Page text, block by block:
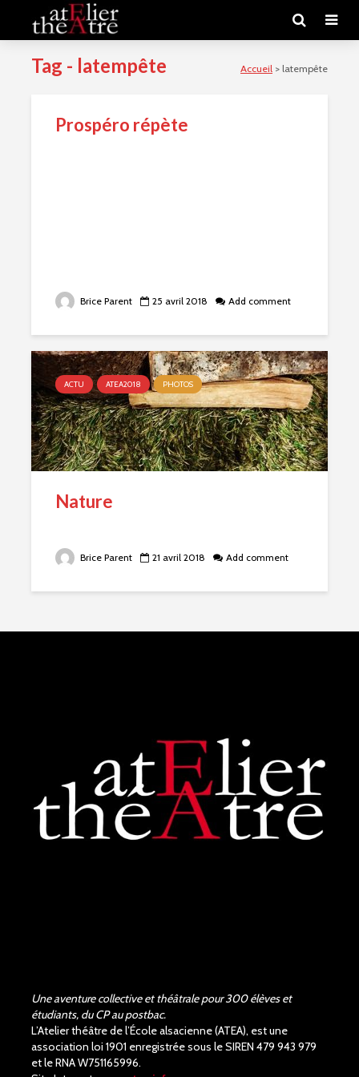
Tag - latempête Accueil > latempête
Prospéro répète
Brice Parent 25 avril 2018 Add comment
ACTU ATEA2018 PHOTOS
Nature
Brice Parent 21 avril 2018 Add comment
Une aventure collective et théâtrale pour 300 élèves et
étudiants, du CP au postbac.
L’Atelier théâtre de l’École alsacienne (ATEA), est une
association loi 1901 enregistrée sous le SIREN 479 943 979
et le RNA W751165996.